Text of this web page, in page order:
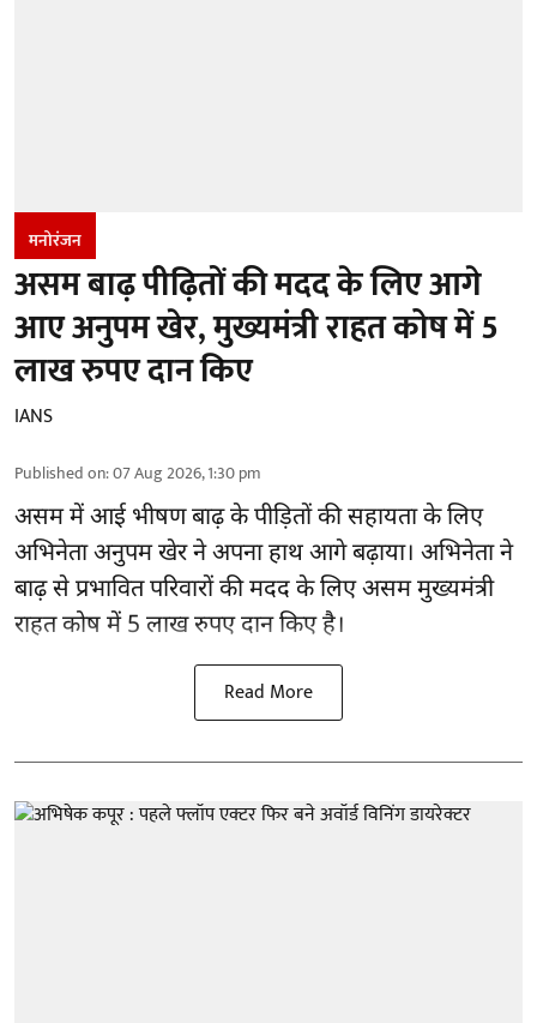
मनोरंजन
असम बाढ़ पीढ़ितों की मदद के लिए आगे
आए अनुपम खेर, मुख्यमंत्री राहत कोष में 5
लाख रुपए दान किए
IANS
Published on:07 Aug 2026, 1:30 pm
असम में आई भीषण बाढ़ केपीड़ितों की सहायताके लिए
अभिनेता अनुपम खेर ने अपना हाथ आगे बढ़ाया। अभिनेता ने
बाढ़ से प्रभावित परिवारों की मदद के लिए असम मुख्यमंत्री
राहत कोष में 5 लाख रुपए दान किए है।
Read More